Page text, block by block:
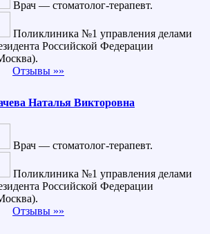
Врач — стоматолог-терапевт.
Поликлиника №1 управления делами
Российской Федерации
Отзывы »»
Наталья Викторовна
Врач — стоматолог-терапевт.
Поликлиника №1 управления делами
Российской Федерации
Отзывы »»